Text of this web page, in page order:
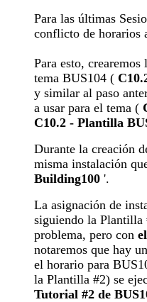
Para las últimas
conflicto de horarios
Para esto, crearemos
tema BUS104 (
y similar al paso
a usar para el tema (
C10.2 - Plantilla
Durante la creación
misma instalación
Building100 '.
La asignación de
siguiendo la Plantilla
problema, pero con
notaremos que hay
el horario para
la Plantilla #2) se
Tutorial #2 de